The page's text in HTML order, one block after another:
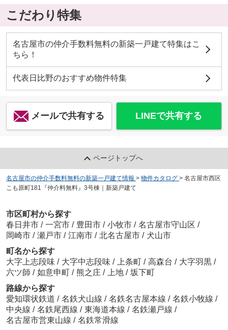
こだわり特集
名古屋市の仲介手数料無料の新築一戸建て特集はこ
ちら！
代表日比野のおすすめ物件特集
メールで共有する LINEで共有する
ページトップへ
名古屋市の仲介手数料無料の新築一戸建て情報 > 物件カタログ > 名古屋市西区
こも原町181『仲介料無料』3号棟｜新築戸建て
市区町村から探す
春日井市 / 一宮市 / 豊田市 / 小牧市 / 名古屋市守山区 /
岡崎市 / 瀬戸市 / 江南市 / 北名古屋市 / 犬山市
町名から探す
大字上志段味 / 大字中志段味 / 上条町 / 高森台 / 大字羽黒 /
六ツ師 / 如意申町 / 熊之庄 / 上地 / 坂下町
路線から探す
愛知環状鉄道 / 名鉄犬山線 / 名鉄名古屋本線 / 名鉄小牧線 /
中央線 / 名鉄尾西線 / 東海道本線 / 名鉄瀬戸線 /
名古屋市営東山線 / 名鉄常滑線